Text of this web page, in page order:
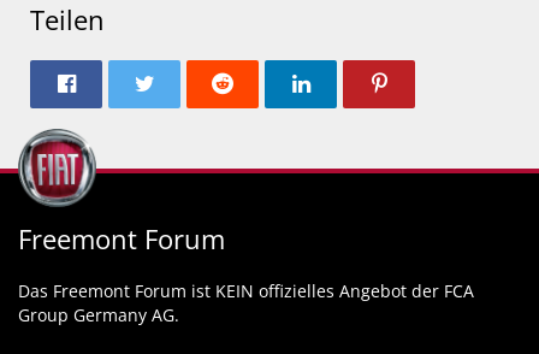
Teilen
Freemont Forum
Das Freemont Forum ist KEIN offizielles Angebot der FCA
Group Germany AG.